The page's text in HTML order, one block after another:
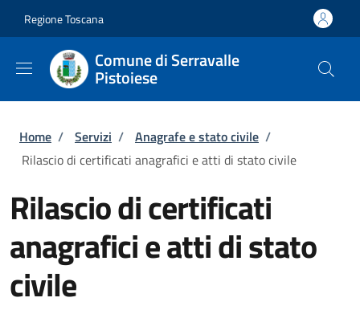
Regione Toscana
Comune di Serravalle
Pistoiese
Briciole di pane
Home / Servizi / Anagrafe e stato civile /
Rilascio di certificati anagrafici e atti di stato civile
Rilascio di certificati
anagrafici e atti di stato
civile